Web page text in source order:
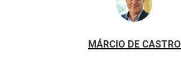
MÁRCIO DE CASTRO